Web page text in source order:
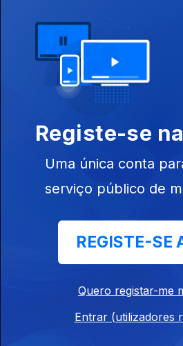
Registe-se
Uma única conta
serviço público de
REGISTE-SE
Quero registar-me
Entrar (utilizadores